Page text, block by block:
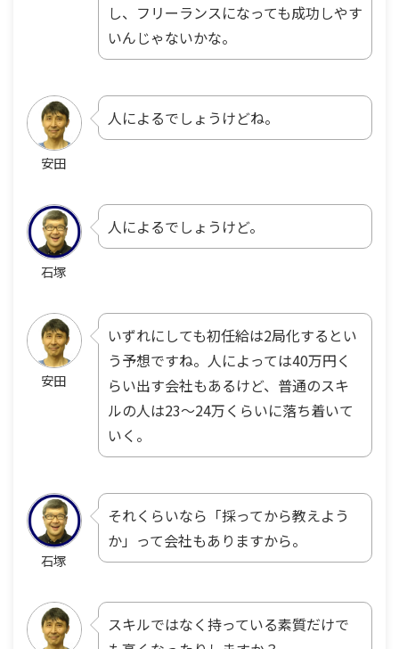
し、フリーランスになっても成功しやす
いんじゃないかな。
安田
人によるでしょうけどね。
石塚
人によるでしょうけど。
安田
いずれにしても初任給は2局化するとい
う予想ですね。人によっては40万円く
らい出す会社もあるけど、普通のスキ
ルの人は23〜24万くらいに落ち着いて
いく。
石塚
それくらいなら「採ってから教えよう
か」って会社もありますから。
スキルではなく持っている素質だけで